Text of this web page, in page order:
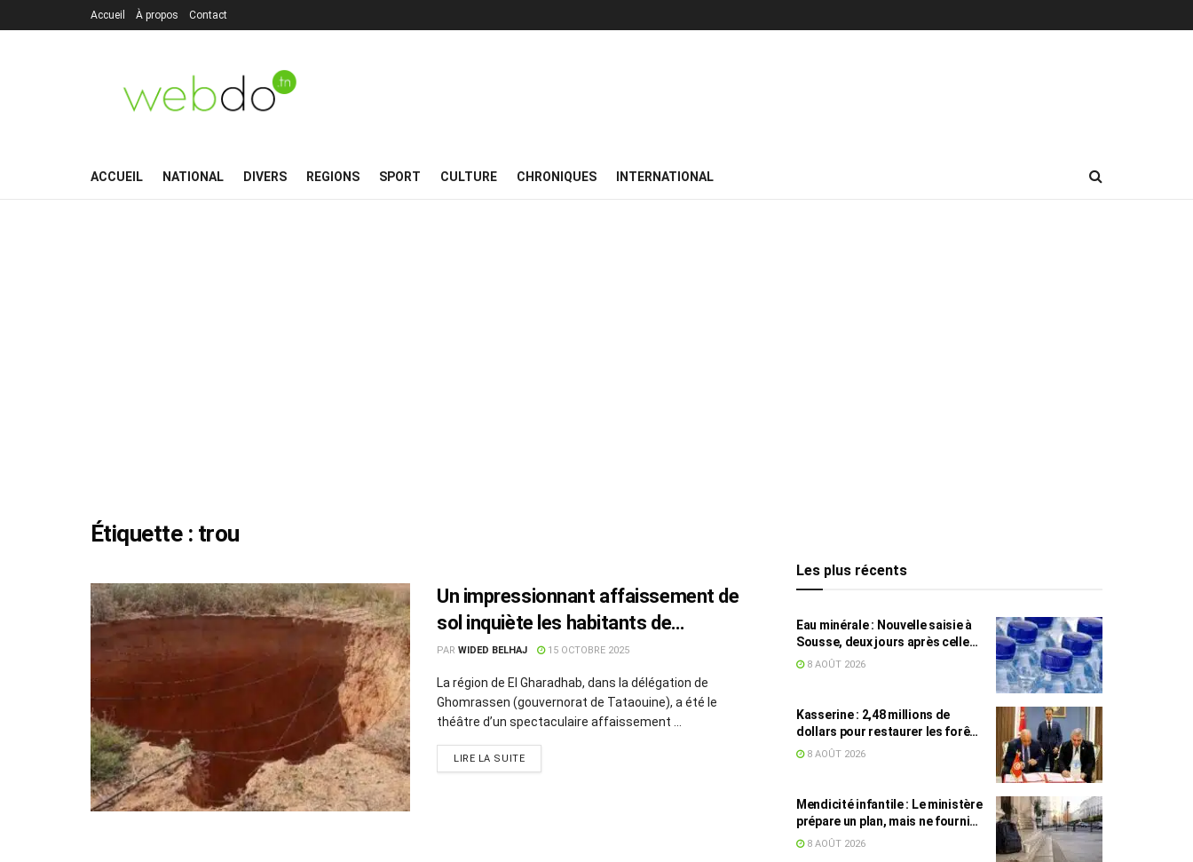
Accueil À propos Contact
ACCUEIL NATIONAL DIVERS REGIONS SPORT CULTURE CHRONIQUES INTERNATIONAL
Étiquette : trou
Un impressionnant affaissement de
sol inquiète les habitants de
Ghomrassen
PAR WIDED BELHAJ 15 OCTOBRE 2025
La région de El Gharadhab, dans la délégation de
Ghomrassen (gouvernorat de Tataouine), a été le
théâtre d’un spectaculaire affaissement ...
LIRE LA SUITE
Les plus récents
Eau minérale : Nouvelle saisie à
Sousse, deux jours après celle
des grossistes
8 AOÛT 2026
Kasserine : 2,48 millions de
dollars pour restaurer les forêts
de pin d’Alep
8 AOÛT 2026
Mendicité infantile : Le ministère
prépare un plan, mais ne fournit
toujours aucun chiffre
8 AOÛT 2026